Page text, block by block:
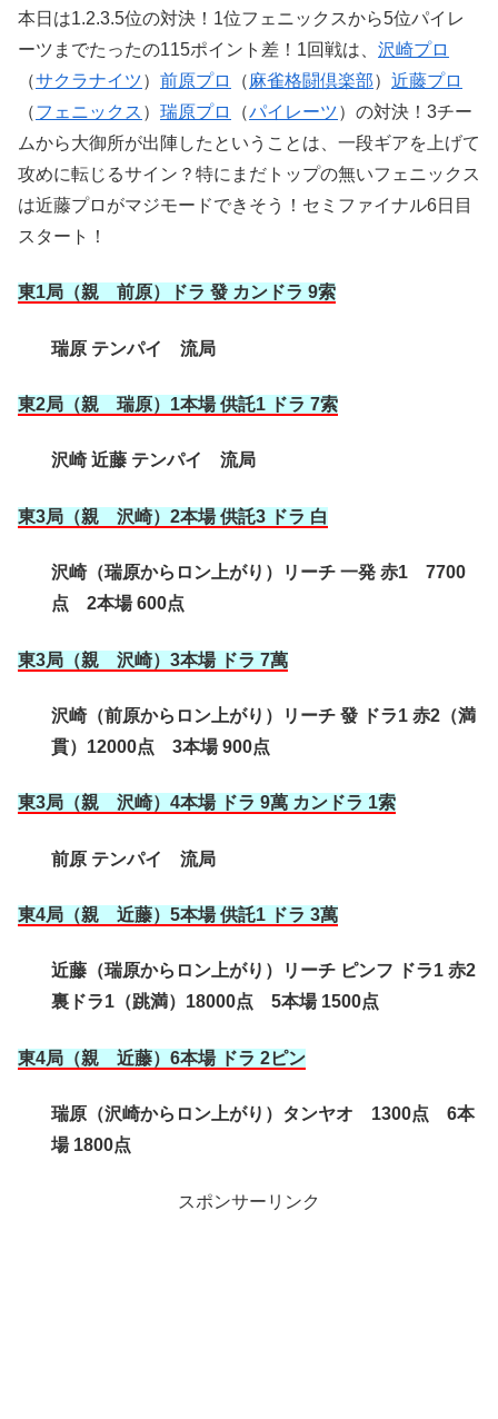
本日は1.2.3.5位の対決！1位フェニックスから5位パイレ
ーツまでたったの115ポイント差！1回戦は、 沢崎プロ
（サクラナイツ） 前原プロ （麻雀格闘倶楽部） 近藤プロ
（フェニックス ） 瑞原プロ （パイレーツ）の対決！3チー
ムから大御所が出陣したということは、一段ギアを上げて
攻めに転じるサイン？特にまだトップの無いフェニックス
は近藤プロがマジモードできそう！セミファイナル6日目
スタート！
東1局（親 前原）ドラ 發 カンドラ 9索
瑞原 テンパイ 流局
東2局（親 瑞原）1本場 供託1 ドラ 7索
沢崎 近藤 テンパイ 流局
東3局（親 沢崎）2本場 供託3 ドラ 白
沢崎（瑞原からロン上がり）リーチ 一発 赤1 7700
点 2本場 600点
東3局（親 沢崎）3本場 ドラ 7萬
沢崎（前原からロン上がり）リーチ 發 ドラ1 赤2（満
貫）12000点 3本場 900点
東3局（親 沢崎）4本場 ドラ 9萬 カンドラ 1索
前原 テンパイ 流局
東4局（親 近藤）5本場 供託1 ドラ 3萬
近藤（瑞原からロン上がり）リーチ ピンフ ドラ1 赤2
裏ドラ1（跳満）18000点 5本場 1500点
東4局（親 近藤）6本場 ドラ 2ピン
瑞原（沢崎からロン上がり）タンヤオ 1300点 6本
場 1800点
スポンサーリンク